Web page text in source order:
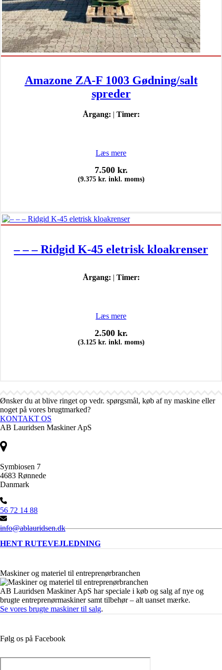
Amazone ZA-F 1003 Gødning/salt
spreder
Årgang: Timer:
Læs mere
7.500 kr.
(9.375 kr. inkl. moms)
– – – Ridgid K-45 eletrisk kloakrenser
Årgang: Timer:
Læs mere
2.500 kr.
(3.125 kr. inkl. moms)
Ønsker du at blive ringet op vedr. spørgsmål, køb af ny maskine eller
noget på vores brugtmarked?
KONTAKT OS
AB Lauridsen Maskiner ApS
Symbiosen 7
4683 Rønnede
Danmark
56 72 14 88
info@ablauridsen.dk
HENT RUTEVEJLEDNING
Maskiner og materiel til entreprenørbranchen
AB Lauridsen Maskiner ApS har speciale i køb og salg af nye og
brugte entreprenørmaskiner samt tilbehør – alt uanset mærke.
Se vores brugte maskiner til salg.
Følg os på Facebook